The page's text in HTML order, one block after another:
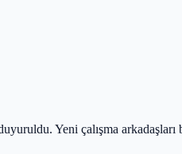
Yeni çalışma arkadaşları